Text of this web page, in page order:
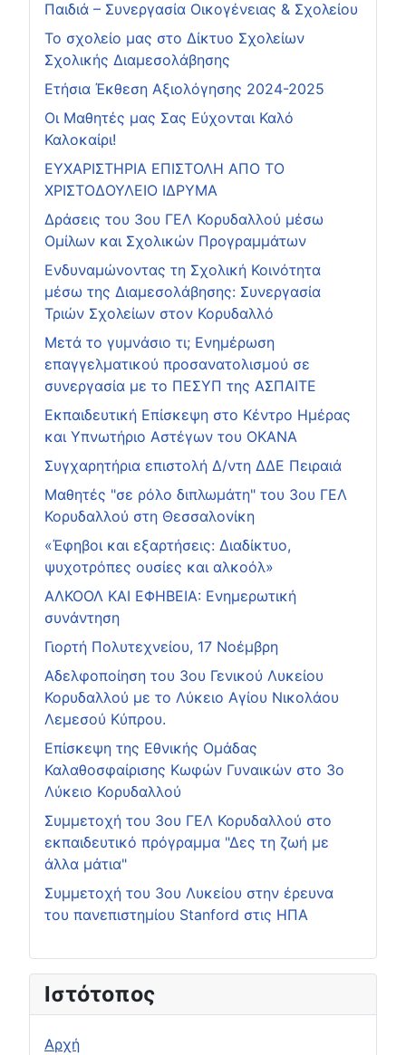
Παιδιά – Συνεργασία Οικογένειας & Σχολείου
Το σχολείο μας στο Δίκτυο Σχολείων
Σχολικής Διαμεσολάβησης
Ετήσια Έκθεση Αξιολόγησης 2024-2025
Οι Μαθητές μας Σας Εύχονται Καλό
Καλοκαίρι!
ΕΥΧΑΡΙΣΤΗΡΙΑ ΕΠΙΣΤΟΛΗ ΑΠΟ ΤΟ
ΧΡΙΣΤΟΔΟΥΛΕΙΟ ΙΔΡΥΜΑ
Δράσεις του 3ου ΓΕΛ Κορυδαλλού μέσω
Ομίλων και Σχολικών Προγραμμάτων
Ενδυναμώνοντας τη Σχολική Κοινότητα
μέσω της Διαμεσολάβησης: Συνεργασία
Τριών Σχολείων στον Κορυδαλλό
Μετά το γυμνάσιο τι; Ενημέρωση
επαγγελματικού προσανατολισμού σε
συνεργασία με το ΠΕΣΥΠ της ΑΣΠΑΙΤΕ
Εκπαιδευτική Επίσκεψη στο Κέντρο Ημέρας
και Υπνωτήριο Αστέγων του ΟΚΑΝΑ
Συγχαρητήρια επιστολή Δ/ντη ΔΔΕ Πειραιά
Μαθητές "σε ρόλο διπλωμάτη" του 3ου ΓΕΛ
Κορυδαλλού στη Θεσσαλονίκη
«Έφηβοι και εξαρτήσεις: Διαδίκτυο,
ψυχοτρόπες ουσίες και αλκοόλ»
ΑΛΚΟΟΛ ΚΑΙ ΕΦΗΒΕΙΑ: Ενημερωτική
συνάντηση
Γιορτή Πολυτεχνείου, 17 Νοέμβρη
Αδελφοποίηση του 3ου Γενικού Λυκείου
Κορυδαλλού με το Λύκειο Αγίου Νικολάου
Λεμεσού Κύπρου.
Επίσκεψη της Εθνικής Ομάδας
Καλαθοσφαίρισης Κωφών Γυναικών στο 3ο
Λύκειο Κορυδαλλού
Συμμετοχή του 3ου ΓΕΛ Κορυδαλλού στο
εκπαιδευτικό πρόγραμμα "Δες τη ζωή με
άλλα μάτια"
Συμμετοχή του 3ου Λυκείου στην έρευνα
του πανεπιστημίου Stanford στις ΗΠΑ
Ιστότοπος
Αρχή